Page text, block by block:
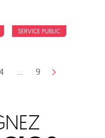
SERVICE PUBLIC
9